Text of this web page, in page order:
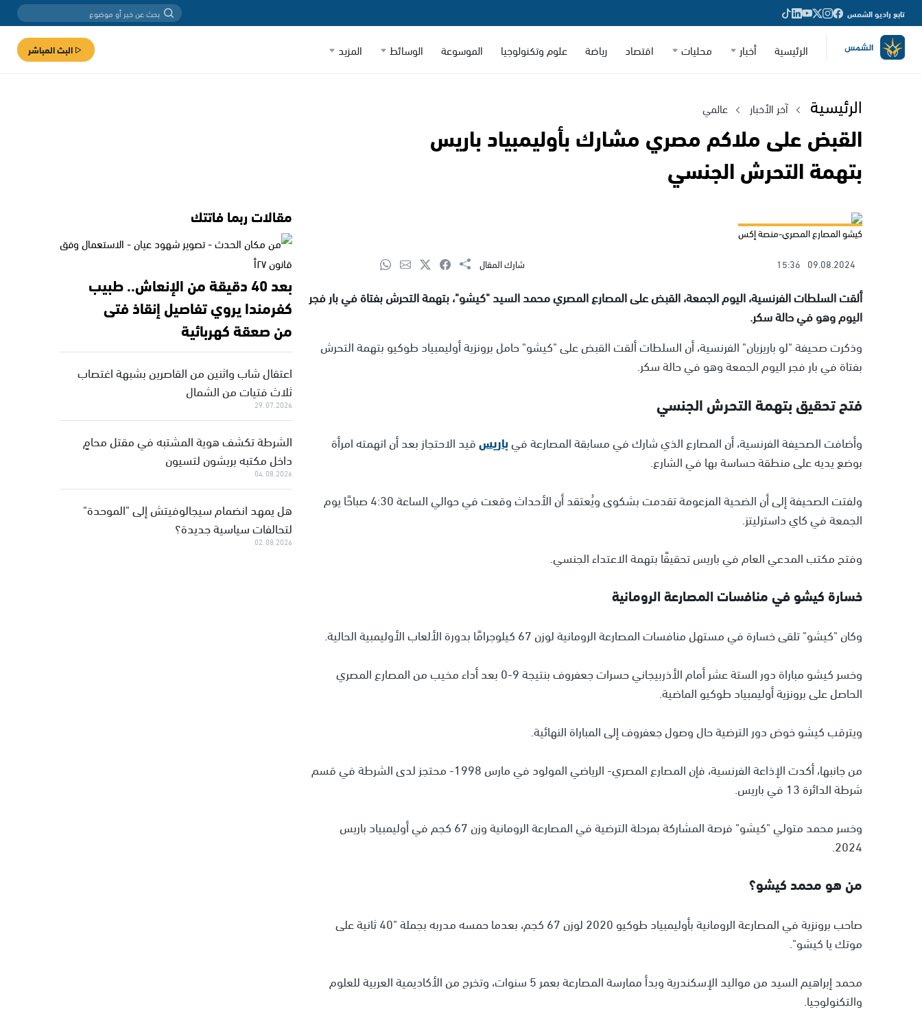
تابع راديو الشمس
الرئيسية أخبار محليات اقتصاد رياضة علوم وتكنولوجيا الموسوعة الوسائط المزيد البث المباشر
الرئيسية آخر الأخبار عالمي
القبض على ملاكم مصري مشارك بأوليمبياد باريس
بتهمة التحرش الجنسي
كيشو المصارع المصري-منصة إكس
09.08.2024
15:36 شارك المقال
ألقت السلطات الفرنسية، اليوم الجمعة، القبض على المصارع المصري محمد السيد "كيشو"، بتهمة التحرش بفتاة في بار فجر
اليوم وهو في حالة سكر.
وذكرت صحيفة "لو باريزيان" الفرنسية، أن السلطات ألقت القبض على "كيشو" حامل برونزية أوليمبياد طوكيو بتهمة التحرش
بفتاة في بار فجر اليوم الجمعة وهو في حالة سكر.
فتح تحقيق بتهمة التحرش الجنسي
وأضافت الصحيفة الفرنسية، أن المصارع الذي شارك في مسابقة المصارعة فيباريسقيد الاحتجاز بعد أن اتهمته امرأة
بوضع يديه على منطقة حساسة بها في الشارع.
ولفتت الصحيفة إلى أن الضحية المزعومة تقدمت بشكوى ويُعتقد أن الأحداث وقعت في حوالي الساعة 4:30 صباحًا يوم
الجمعة في كاي داسترليتز.
وفتح مكتب المدعي العام في باريس تحقيقًا بتهمة الاعتداء الجنسي.
خسارة كيشو في منافسات المصارعة الرومانية
وكان "كيشو" تلقى خسارة في مستهل منافسات المصارعة الرومانية لوزن 67 كيلوجرامًا بدورة الألعاب الأوليمبية الحالية.
وخسر كيشو مباراة دور الستة عشر أمام الأذربيجاني حسرات جعفروف بنتيجة 9-0 بعد أداء مخيب من المصارع المصري
الحاصل على برونزية أوليمبياد طوكيو الماضية.
ويترقب كيشو خوض دور الترضية حال وصول جعفروف إلى المباراة النهائية.
من جانبها، أكدت الإذاعة الفرنسية، فإن المصارع المصري- الرياضي المولود في مارس 1998- محتجز لدى الشرطة في قسم
شرطة الدائرة 13 في باريس.
وخسر محمد متولي "كيشو" فرصة المشاركة بمرحلة الترضية في المصارعة الرومانية وزن 67 كجم في أوليمبياد باريس
2024.
من هو محمد كيشو؟
صاحب برونزية في المصارعة الرومانية بأوليمبياد طوكيو 2020 لوزن 67 كجم، بعدما حمسه مدربه بجملة "40 ثانية على
موتك يا كيشو".
محمد إبراهيم السيد من مواليد الإسكندرية وبدأ ممارسة المصارعة بعمر 5 سنوات، وتخرج من الأكاديمية العربية للعلوم
والتكنولوجيا.
مقالات ربما فاتتك
بعد 40 دقيقة من الإنعاش.. طبيب
كفرمندا يروي تفاصيل إنقاذ فتى
من صعقة كهربائية
اعتقال شاب واثنين من القاصرين بشبهة اغتصاب
ثلاث فتيات من الشمال
29.07.2026
الشرطة تكشف هوية المشتبه في مقتل محامٍ
داخل مكتبه بريشون لتسيون
04.08.2026
هل يمهد انضمام سيجالوفيتش إلى "الموحدة"
لتحالفات سياسية جديدة؟
02.08.2026